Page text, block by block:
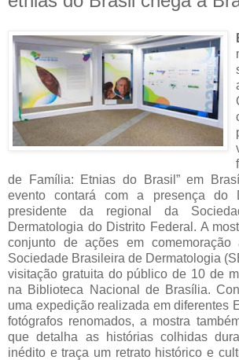
de Família: Etnias do Brasil” em
evento contará com a presença do
presidente da regional da
Dermatologia do Distrito Federal. A
conjunto de ações em
Sociedade Brasileira de Dermatologia
visitação gratuita do público de 10 de
na Biblioteca Nacional de Brasília.
uma expedição realizada em diferentes
fotógrafos renomados, a mostra
que detalha as histórias colhidas
inédito e traça um retrato histórico e